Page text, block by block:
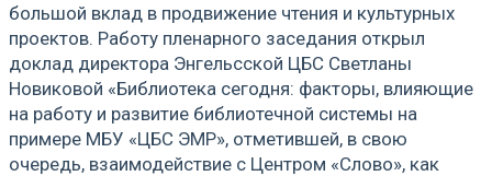
большой вклад в продвижение чтения и культурных
проектов. Работу пленарного заседания открыл
доклад директора Энгельсской ЦБС Светланы
Новиковой «Библиотека сегодня: факторы, влияющие
на работу и развитие библиотечной системы на
примере МБУ «ЦБС ЭМР», отметившей, в свою
очередь, взаимодействие с Центром «Слово», как